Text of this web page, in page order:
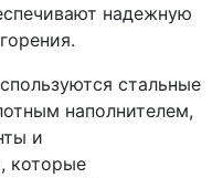
надежную
стальные
наполнителем,
и
которые